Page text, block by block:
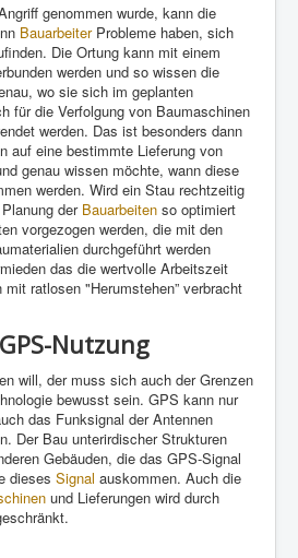
genommen wurde, kann die
BauarbeiterProbleme haben, sich
Die Ortung kann mit einem
werden und so wissen die
wo sie sich im geplanten
für die Verfolgung von Baumaschinen
werden. Das ist besonders dann
auf eine bestimmte Lieferung von
genau wissen möchte, wann diese
werden. Wird ein Stau rechtzeitig
der Bauarbeiten so optimiert
vorgezogen werden, die mit den
durchgeführt werden
das die wertvolle Arbeitszeit
ratlosen "Herumstehen” verbracht
Nutzung
will, der muss sich auch der Grenzen
bewusst sein. GPS kann nur
das Funksignal der Antennen
Der Bau unterirdischer Strukturen
Gebäuden, die das GPS-Signal
dieses Signal auskommen. Auch die
und Lieferungen wird durch